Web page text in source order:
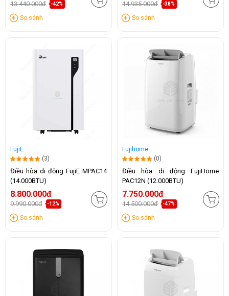
13.440.000đ -42%
So sánh
14.935.000đ -38%
So sánh
FujiE
(3)
Điều hòa di động FujiE MPAC14
(14.000BTU)
8.800.000đ
9.990.000đ -12%
So sánh
Fujihome
(0)
Điều hòa di động FujiHome
PAC12N (12.000BTU)
7.750.000đ
14.500.000đ -47%
So sánh